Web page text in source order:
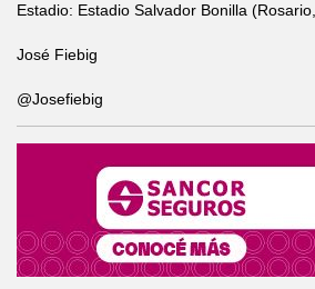
Estadio: Estadio Salvador Bonilla
José Fiebig
@Josefiebig